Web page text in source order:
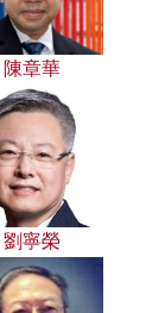
陳章華
劉寧榮